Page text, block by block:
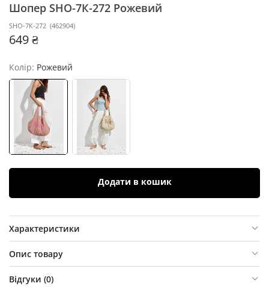
Шопер SHO-7К-272 Рожевий
SHO-7К-272 (462904)
649 ₴
Колір: Рожевий
Додати в кошик
Характеристики
Опис товару
Відгуки (0)